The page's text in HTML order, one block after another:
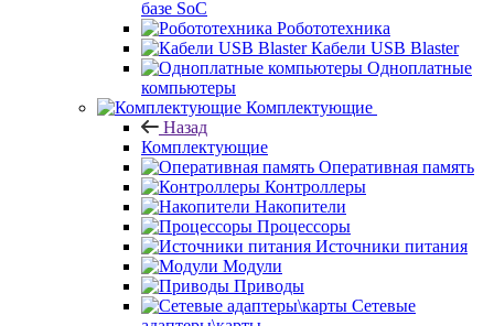
базе SoC
Робототехника
Кабели USB Blaster
Одноплатные
компьютеры
Комплектующие
Назад
Комплектующие
Оперативная память
Контроллеры
Накопители
Процессоры
Источники питания
Модули
Приводы
Сетевые